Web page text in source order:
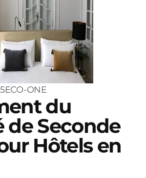
ECO-ONE
du
de Seconde
Hôtels en